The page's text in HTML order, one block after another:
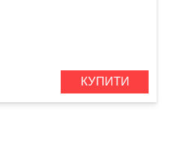
КУПИТИ